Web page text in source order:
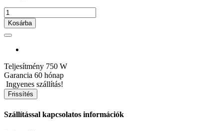
Kosárba
Teljesítmény 750 W
Garancia 60 hónap
Ingyenes szállítás!
Szállítással kapcsolatos információk